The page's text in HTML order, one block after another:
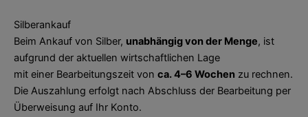
Silberankauf
Beim Ankauf von Silber, unabhängig von der Menge, ist
aufgrund der aktuellen wirtschaftlichen Lage
mit einer Bearbeitungszeit von ca. 4–6 Wochen zu rechnen.
Die Auszahlung erfolgt nach Abschluss der Bearbeitung per
Überweisung auf Ihr Konto.